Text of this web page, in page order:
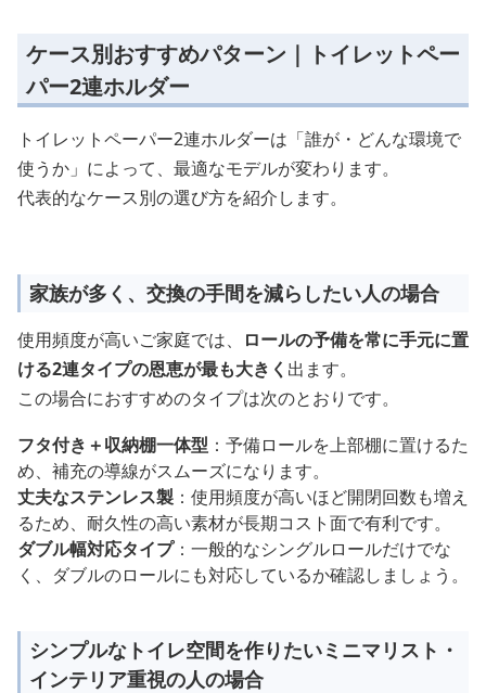
ケース別おすすめパターン｜トイレットペー
パー2連ホルダー
トイレットペーパー2連ホルダーは「誰が・どんな環境で
使うか」によって、最適なモデルが変わります。
代表的なケース別の選び方を紹介します。
家族が多く、交換の手間を減らしたい人の場合
使用頻度が高いご家庭では、
ロールの予備を常に手元に置
ける2連タイプの恩恵が最も大きく 出ます。
この場合におすすめのタイプは次のとおりです。
フタ付き＋収納棚一体型 ：予備ロールを上部棚に置けるた
め、補充の導線がスムーズになります。
丈夫なステンレス製 ：使用頻度が高いほど開閉回数も増え
るため、耐久性の高い素材が長期コスト面で有利です。
ダブル幅対応タイプ：一般的なシングルロールだけでな
く、ダブルのロールにも対応しているか確認しましょう。
シンプルなトイレ空間を作りたいミニマリスト・
インテリア重視の人の場合